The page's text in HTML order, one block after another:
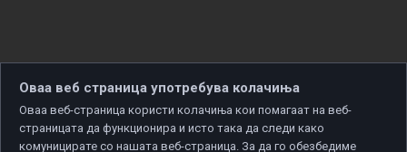
Оваа веб страница употребува колачиња
Оваа веб-страница користи колачиња кои помагаат на веб-
страницата да функционира и исто така да следи како
комуницирате со нашата веб-страница. За да го обезбедиме